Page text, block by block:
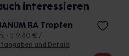
interessieren
RA Tropfen
• 319,80 € / l
und Details